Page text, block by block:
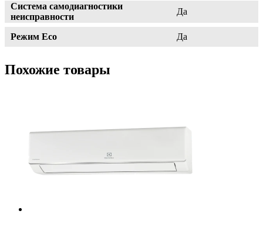
Система самодиагностики
неисправности
Да
Режим Eco Да
Похожие товары